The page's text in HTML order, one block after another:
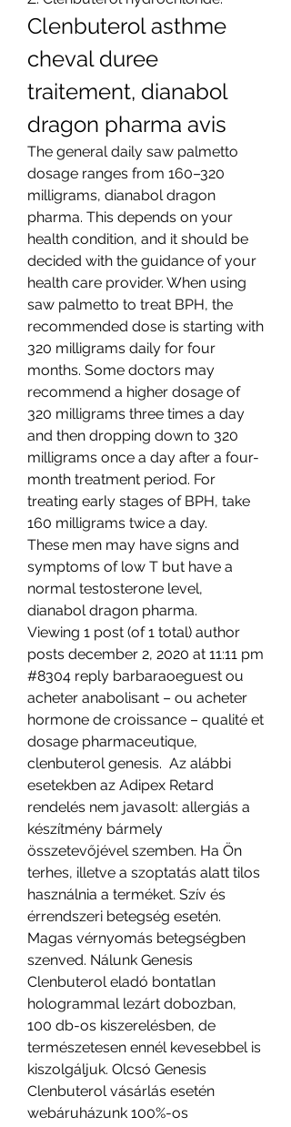
Clenbuterol asthme
cheval duree
traitement, dianabol
dragon pharma avis
The general daily saw palmetto
dosage ranges from 160–320
milligrams, dianabol dragon
pharma. This depends on your
health condition, and it should be
decided with the guidance of your
health care provider. When using
saw palmetto to treat BPH, the
recommended dose is starting with
320 milligrams daily for four
months. Some doctors may
recommend a higher dosage of
320 milligrams three times a day
and then dropping down to 320
milligrams once a day after a four-
month treatment period. For
treating early stages of BPH, take
160 milligrams twice a day.
These men may have signs and
symptoms of low T but have a
normal testosterone level,
dianabol dragon pharma.
Viewing 1 post (of 1 total) author
posts december 2, 2020 at 11:11 pm
#8304 reply barbaraoeguest ou
acheter anabolisant – ou acheter
hormone de croissance – qualité et
dosage pharmaceutique,
clenbuterol genesis.  Az alábbi
esetekben az Adipex Retard
rendelés nem javasolt: allergiás a
készítmény bármely
összetevőjével szemben. Ha Ön
terhes, illetve a szoptatás alatt tilos
használnia a terméket. Szív és
érrendszeri betegség esetén.
Magas vérnyomás betegségben
szenved. Nálunk Genesis
Clenbuterol eladó bontatlan
hologrammal lezárt dobozban,
100 db-os kiszerelésben, de
természetesen ennél kevesebbel is
kiszolgáljuk. Olcsó Genesis
Clenbuterol vásárlás esetén
webáruházunk 100%-os